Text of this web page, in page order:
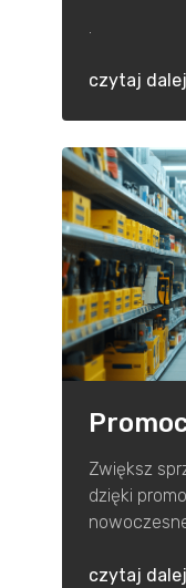
czytaj dalej
Zwiększ
dzięki
czytaj dalej